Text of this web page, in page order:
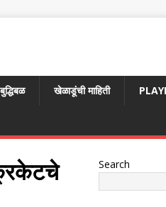
बुद्धिबळ खेळाडूंची माहिती
Search